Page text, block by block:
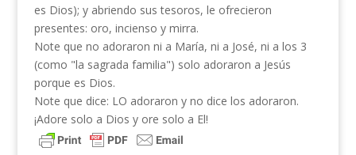
es Dios); y abriendo sus tesoros, le ofrecieron
presentes: oro, incienso y mirra.
Note que no adoraron ni a María, ni a José, ni a los 3
(como "la sagrada familia") solo adoraron a Jesús
porque es Dios.
Note que dice: LO adoraron y no dice los adoraron.
¡Adore solo a Dios y ore solo a El!